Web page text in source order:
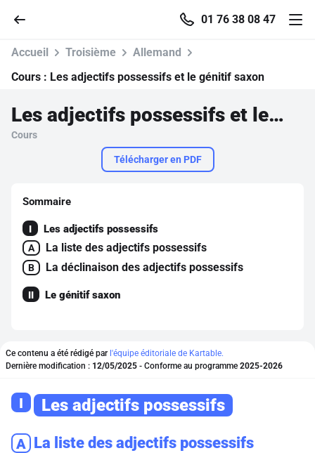
01 76 38 08 47
Accueil
Se connecter
S'inscrire gratuitement
Pour profiter de 10 contenus offerts.
Accueil Troisième
Allemand
Cours : Les adjectifs possessifs et le génitif saxon
Les adjectifs possessifs et le génitif saxon
Cours
Télécharger en PDF
Sommaire
I Les adjectifs possessifs
A La liste des adjectifs possessifs
B La déclinaison des adjectifs possessifs
II Le génitif saxon
Ce contenu a été rédigé par l'équipe éditoriale de Kartable.
Dernière modification : 12/05/2025 - Conforme au programme 2025-2026
I Les adjectifs possessifs
A La liste des adjectifs possessifs